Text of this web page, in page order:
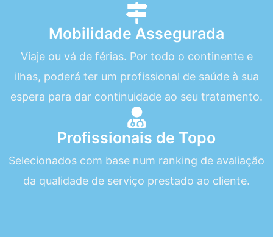
Mobilidade Assegurada
Viaje ou vá de férias. Por todo o continente e
ilhas, poderá ter um profissional de saúde à sua
espera para dar continuidade ao seu tratamento.
Profissionais de Topo
Selecionados com base num ranking de avaliação
da qualidade de serviço prestado ao cliente.